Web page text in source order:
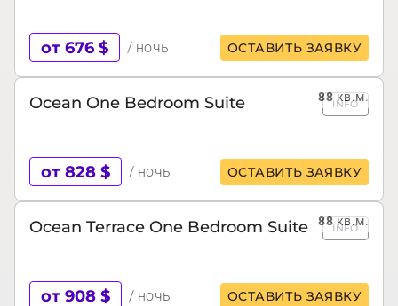
от 676 $ / ночь ОСТАВИТЬ ЗАЯВКУ
88кв.м.
Ocean One Bedroom Suite INFO
от 828 $ / ночь ОСТАВИТЬ ЗАЯВКУ
88кв.м.
Ocean Terrace One Bedroom Suite INFO
от 908 $ / ночь ОСТАВИТЬ ЗАЯВКУ